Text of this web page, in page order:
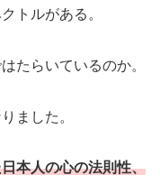
トルがある。
たらいているのか。
ました。
本人の心の法則性、